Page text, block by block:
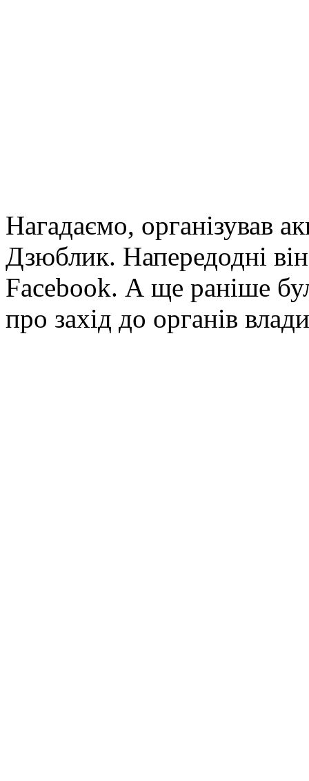
Нагадаємо, організував
Дзюблик. Напередодні
Facebook. А ще раніше
про захід до органів